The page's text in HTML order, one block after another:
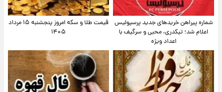
شماره پیراهن خریدهای جدید پرسپولیس
اعلام شد؛ تیکدری، محبی و سرگیف با
اعداد ویژه
قیمت طلا و سکه امروز پنجشنبه ۱۵ مرداد
۱۴۰۵